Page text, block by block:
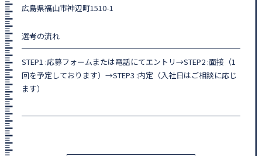
広島県福山市神辺町1510-1
選考の流れ
STEP1 :応募フォームまたは電話にてエントリ→STEP2 :面接（1
回を予定しております）→STEP3 :内定（入社日はご相談に応じ
ます）